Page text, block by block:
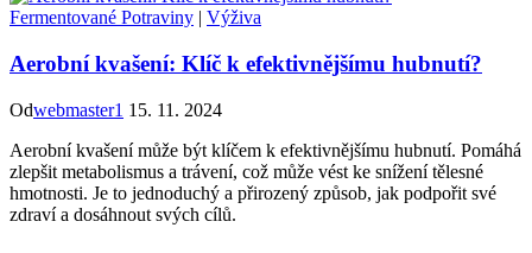
Fermentované Potraviny | Výživa
Aerobní kvašení: Klíč k efektivnějšímu hubnutí?
Odwebmaster1 15. 11. 2024
Aerobní kvašení může být klíčem k efektivnějšímu hubnutí. Pomáhá
zlepšit metabolismus a trávení, což může vést ke snížení tělesné
hmotnosti. Je to jednoduchý a přirozený způsob, jak podpořit své
zdraví a dosáhnout svých cílů.